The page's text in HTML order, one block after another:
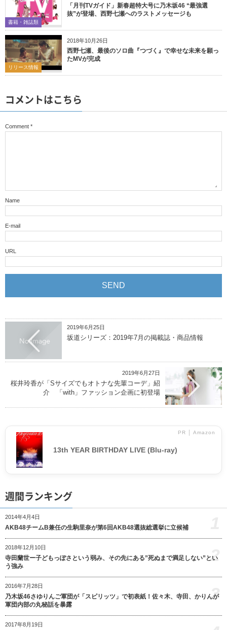
書籍・雑誌類
「月刊TVガイド」新春超特大号に乃木坂46 “最強選
抜”が登場、西野七瀬へのラストメッセージも
2018年10月26日
リリース情報
西野七瀬、最後のソロ曲『つづく』で幸せな未来を願っ
たMVが完成
コメントはこちら
Comment *
Name
E-mail
URL
2019年6月25日
坂道シリーズ：2019年7月の掲載誌・商品情報
2019年6月27日
桜井玲香が「Sサイズでもオトナな先輩コーデ」紹
介 「with」ファッション企画に初登場
PR │ Amazon
13th YEAR BIRTHDAY LIVE (Blu-ray)
週間ランキング
2014年4月4日
AKB48チームB兼任の生駒里奈が第6回AKB48選抜総選挙に立候補
2018年12月10日
寺田蘭世ー子どもっぽさという弱み、その先にある”死ぬまで満足しない”とい
う強み
2
2016年7月28日
乃木坂46さゆりんご軍団が「スピリッツ」で初表紙！佐々木、寺田、かりんが
軍団内部の丸秘話を暴露
3
2017年8月19日